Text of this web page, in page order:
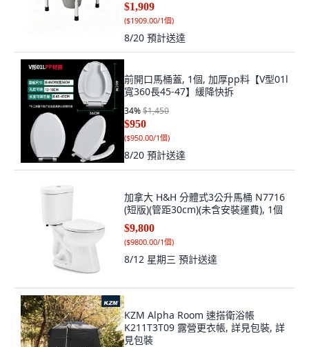
$1,909
($1909.00/1個)
8/20 預計送達
前開口馬桶蓋, 1個, 加厚pp料【V型01l
寬360長45-47】緩降快拆
34%$1,450
$950
($950.00/1個)
8/20 預計送達
加拿大 H&H 分體式3公升馬桶 N7716
(短版)(管距30cm)(未含安裝運費), 1個
$9,800
($9800.00/1個)
8/12 星期三 預計送達
KZM Alpha Room 速搭衛浴帳
K211T3T09 露營更衣帳, 詳見包裝, 詳
見包裝